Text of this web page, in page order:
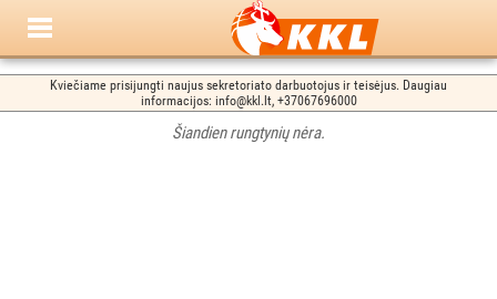
Kviečiame prisijungti naujus sekretoriato darbuotojus ir teisėjus. Daugiau
informacijos: info@kkl.lt, +37067696000
Šiandien rungtynių nėra.